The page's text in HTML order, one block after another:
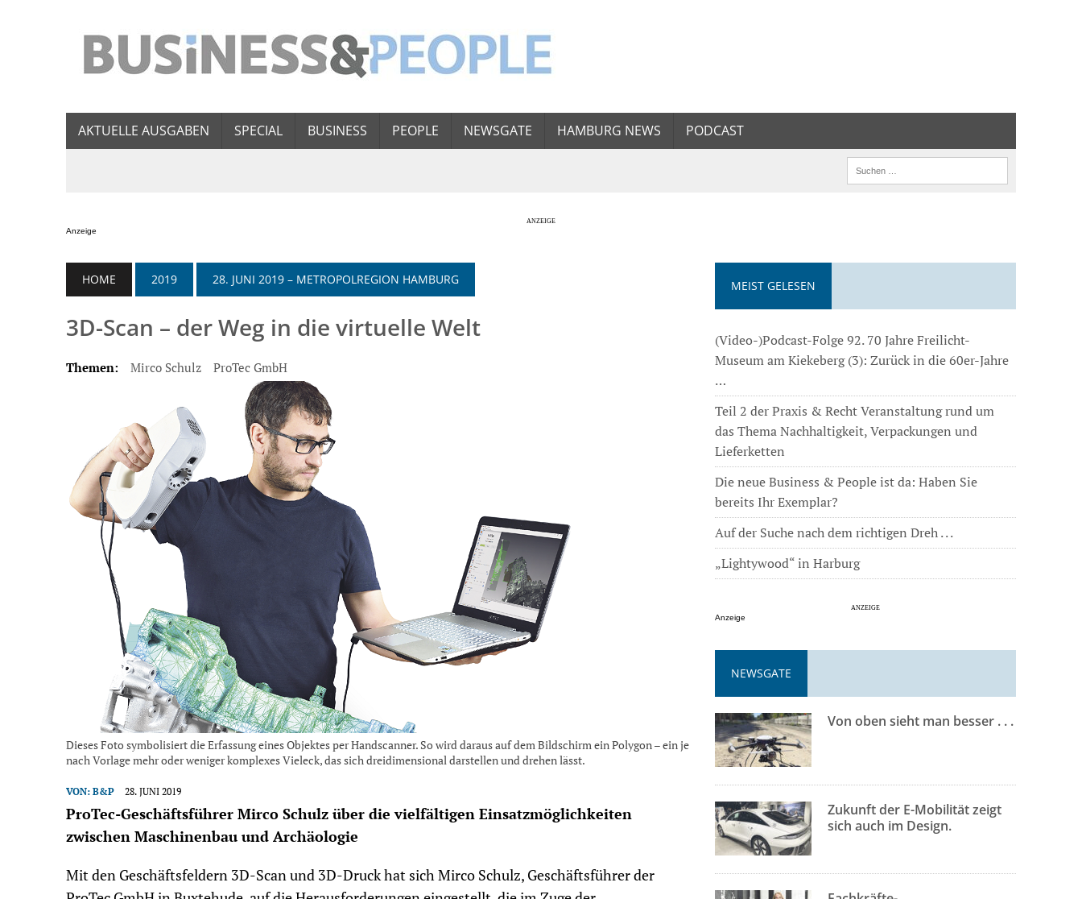
AKTUELLE AUSGABEN SPECIAL BUSINESS PEOPLE NEWSGATE HAMBURG NEWS PODCAST
Anzeige
HOME 2019 28. JUNI 2019 – METROPOLREGION HAMBURG
3D-Scan – der Weg in die virtuelle Welt
Themen: Mirco Schulz ProTec GmbH
Dieses Foto symbolisiert die Erfassung eines Objektes per Handscanner. So wird daraus auf dem Bildschirm ein Polygon – ein je
nach Vorlage mehr oder weniger komplexes Vieleck, das sich dreidimen­sional darstellen und drehen lässt.
VON: B&P 28. JUNI 2019
ProTec-Geschäftsführer Mirco Schulz über die vielfältigen Einsatzmöglichkeiten
zwischen Maschinenbau und Archäologie
Mit den Geschäftsfeldern 3D-Scan und 3D-Druck hat sich Mirco Schulz, Geschäftsführer der
MEIST GELESEN
(Video-)Podcast-Folge 92. 70 Jahre Freilicht-
Museum am Kiekeberg (3): Zurück in die 60er-Jahre
…
Teil 2 der Praxis & Recht Veranstaltung rund um
das Thema Nachhaltigkeit, Verpackungen und
Lieferketten
Die neue Business & People ist da: Haben Sie
bereits Ihr Exemplar?
Auf der Suche nach dem richtigen Dreh . . .
„Lightywood“ in Harburg
Anzeige
NEWSGATE
Von oben sieht man besser . . .
Zukunft der E-Mobilität zeigt
sich auch im Design.